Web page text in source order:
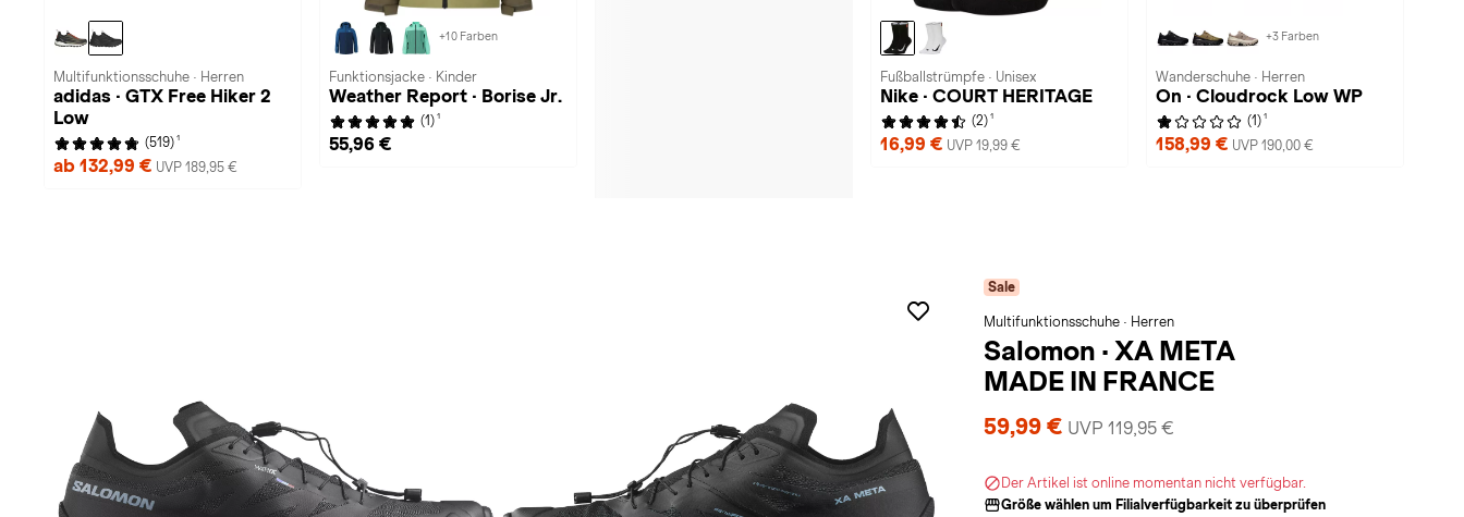
Multifunktionsschuhe · Herren
adidas · GTX Free Hiker 2
Low
(519) 1
ab 132,99 € UVP 189,95 €
+10 Farben
Funktionsjacke · Kinder
Weather Report · Borise Jr.
(1) 1
55,96 €
Fußballstrümpfe · Unisex
Nike · COURT HERITAGE
(2) 1
16,99 € UVP 19,99 €
+3 Farben
Wanderschuhe · Herren
On · Cloudrock Low WP
(1) 1
158,99 € UVP 190,00 €
Sale
Multifunktionsschuhe · Herren
Salomon · XA META
MADE IN FRANCE
59,99 € UVP 119,95 €
Der Artikel ist online momentan nicht verfügbar.
Größe wählen um Filialverfügbarkeit zu überprüfen